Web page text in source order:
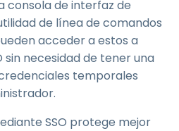
consola de interfaz de
de línea de comandos
acceder a estos a
sin necesidad de tener una
temporales
SSO protege mejor